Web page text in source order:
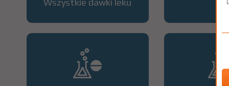
Wszystkie dawki leku